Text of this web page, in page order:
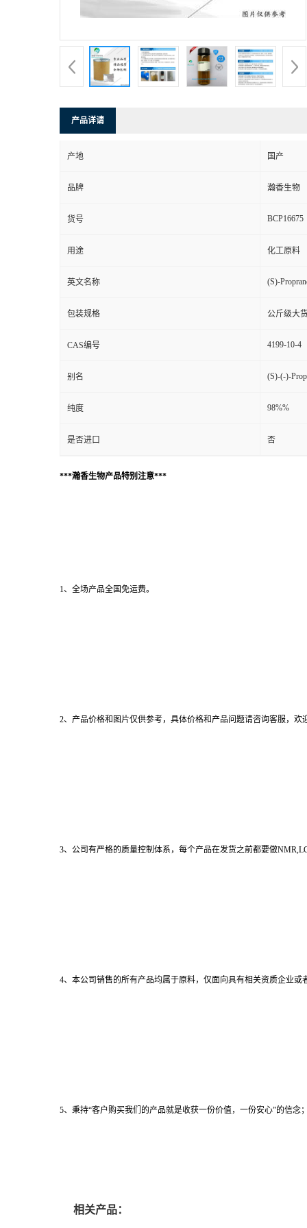
产品详请
产地 国产
品牌 瀚香生物
货号 BCP16675
用途 化工原料
英文名称 (S)-
包装规格 公斤级大
CAS编号 4199-10-4
别名 (S)-(-)-
纯度 98%%
是否进口 否
***瀚香生物产品特别注意***
1、全场产品全国免运费。
2、产品价格和图片仅供参考，具体价格和产品问题请咨询客服，欢
3、公司有严格的质量控制体系，每个产品在发货之前都要做
4、本公司销售的所有产品均属于原料，仅面向具有相关资质企业
5、秉持“客户购买我们的产品就是收获一份价值，一份安心”的信念
相关产品：